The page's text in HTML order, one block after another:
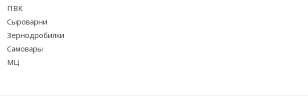
ПВК
Сыроварни
Зернодробилки
Самовары
МЦ